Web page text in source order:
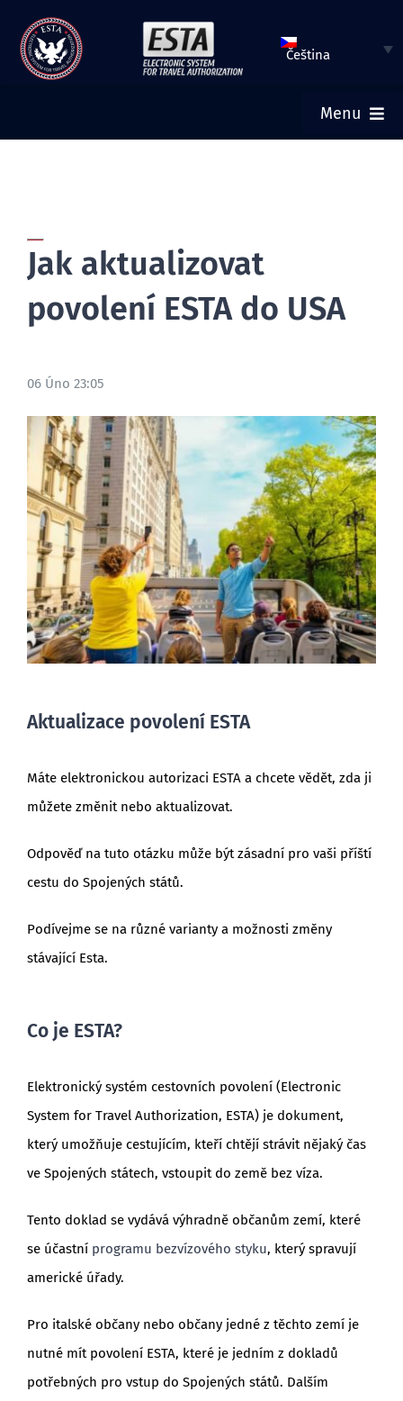
Přeskočit
obsah
Čeština
Menu
ZKONTROLOVAT STAV ZAŘÍZENÍ ESTA
BLOG
Jak aktualizovat
povolení ESTA do USA
06 Úno 23:05
Aktualizace povolení ESTA
Máte elektronickou autorizaci ESTA a chcete vědět, zda ji
můžete změnit nebo aktualizovat.
Odpověď na tuto otázku může být zásadní pro vaši příští
cestu do Spojených států.
Podívejme se na různé varianty a možnosti změny
stávající Esta.
Co je ESTA?
Elektronický systém cestovních povolení (Electronic
System for Travel Authorization, ESTA) je dokument,
který umožňuje cestujícím, kteří chtějí strávit nějaký čas
ve Spojených státech, vstoupit do země bez víza.
Tento doklad se vydává výhradně občanům zemí, které
se účastní programu bezvízového styku, který spravují
americké úřady.
Pro italské občany nebo občany jedné z těchto zemí je
nutné mít povolení ESTA, které je jedním z dokladů
potřebných pro vstup do Spojených států. Dalším